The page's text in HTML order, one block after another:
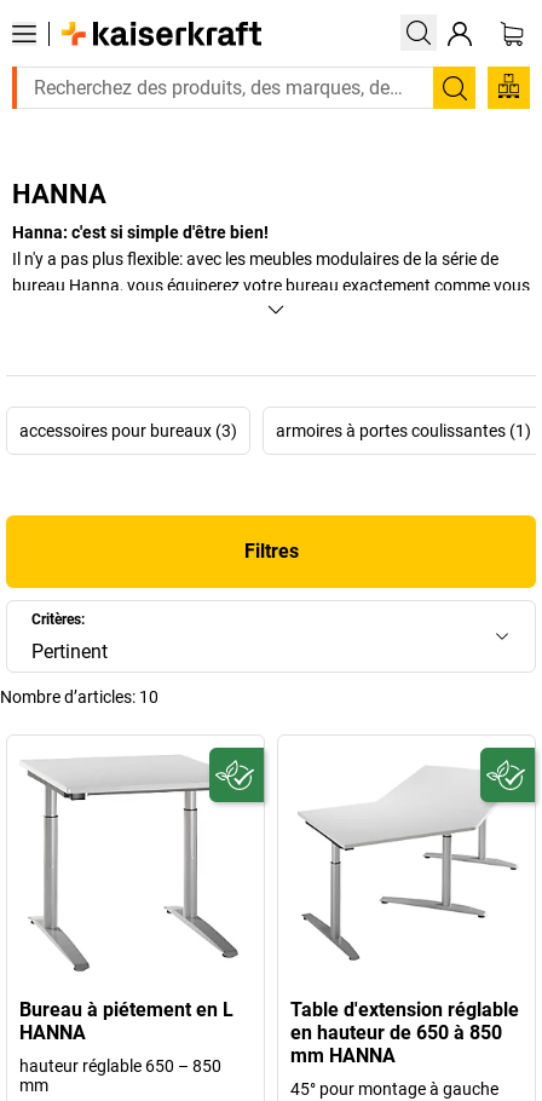
HANNA
Hanna: c'est si simple d'être bien!
Il n'y a pas plus flexible: avec les meubles modulaires de la série de
bureau Hanna, vous équiperez votre bureau exactement comme vous
accessoires pour bureaux (3) armoires à portes coulissantes (1)
Filtres
Critères:
Pertinent
Nombre d’articles: 10
Bureau à piétement en L
HANNA
hauteur réglable 650 – 850
mm
Table d'extension réglable
en hauteur de 650 à 850
mm HANNA
45° pour montage à gauche